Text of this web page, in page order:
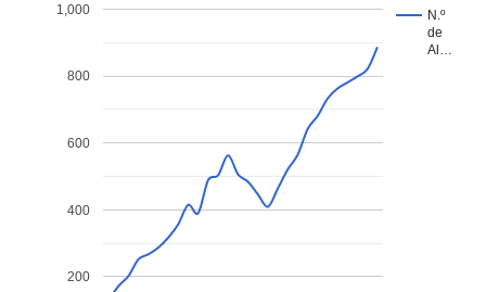
N.º
de
Al…
200
400
600
800
1,000